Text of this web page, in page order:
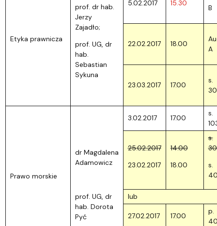
Etyka prawnicza
prof. dr hab.
Jerzy
Zajadło;
prof. UG, dr
hab.
Sebastian
Sykuna
5.02.2017 15.30
B
22.02.2017 18.00
A
23.03.2017 17.00
s.
Prawo morskie
dr Magdalena
Adamowicz
prof. UG, dr
hab. Dorota
Pyć
3.02.2017 17.00
s.
25.02.2017
23.02.2017
14.00
18.00
s.
s.
lub
27.02.2017 17.00
p.